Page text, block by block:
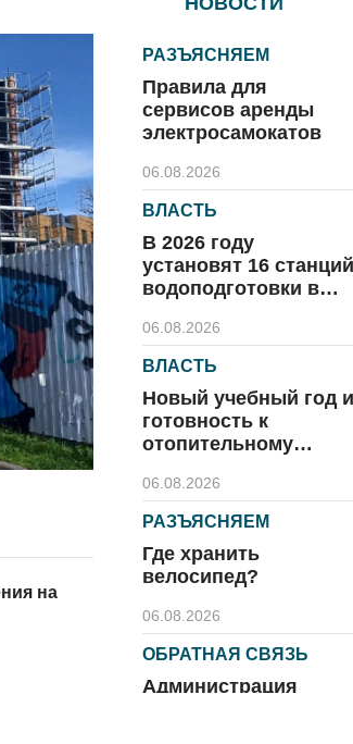
на
РАЗЪЯСНЯЕМ
Правила для
сервисов аренды
электросамокатов
06.08.2026
ВЛАСТЬ
В 2026 году
установят 16 станций
водоподготовки в
06.08.2026
ВЛАСТЬ
Новый учебный год и
готовность к
отопительному
06.08.2026
РАЗЪЯСНЯЕМ
Где хранить
велосипед?
06.08.2026
ОБРАТНАЯ СВЯЗЬ
Администрация